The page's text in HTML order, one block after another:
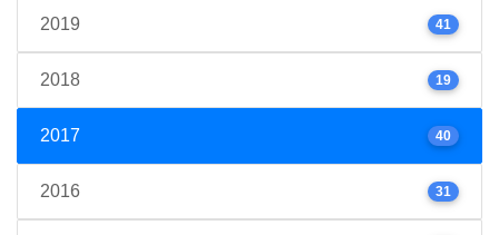
2019 41
2018 19
2017 40
2016 31